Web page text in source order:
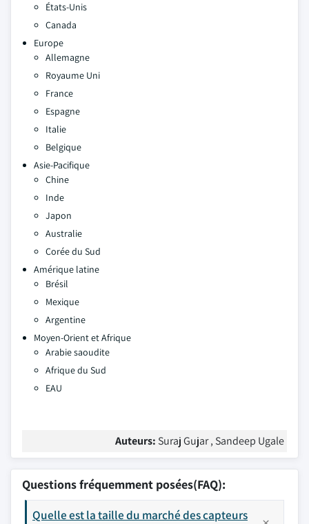
États-Unis
Canada
Europe
Allemagne
Royaume Uni
France
Espagne
Italie
Belgique
Asie-Pacifique
Chine
Inde
Japon
Australie
Corée du Sud
Amérique latine
Brésil
Mexique
Argentine
Moyen-Orient et Afrique
Arabie saoudite
Afrique du Sud
EAU
Auteurs: Suraj Gujar , Sandeep Ugale
Questions fréquemment posées(FAQ):
Quelle est la taille du marché des capteurs